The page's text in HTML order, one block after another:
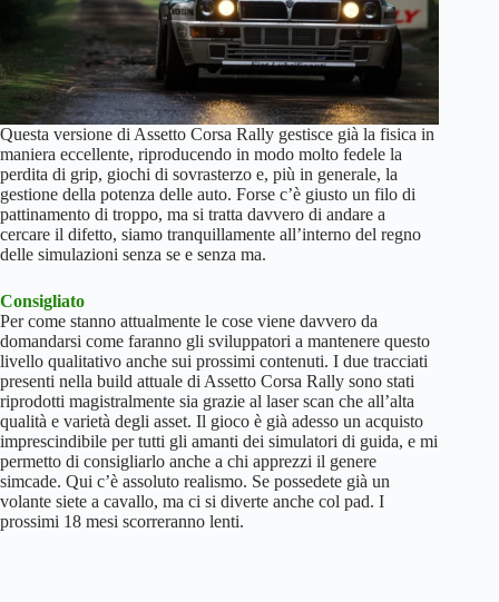
Questa versione di Assetto Corsa Rally gestisce già la fisica in
maniera eccellente, riproducendo in modo molto fedele la
perdita di grip, giochi di sovrasterzo e, più in generale, la
gestione della potenza delle auto. Forse c’è giusto un filo di
pattinamento di troppo, ma si tratta davvero di andare a
cercare il difetto, siamo tranquillamente all’interno del regno
delle simulazioni senza se e senza ma.
Consigliato
Per come stanno attualmente le cose viene davvero da
domandarsi come faranno gli sviluppatori a mantenere questo
livello qualitativo anche sui prossimi contenuti. I due tracciati
presenti nella build attuale di Assetto Corsa Rally sono stati
riprodotti magistralmente sia grazie al laser scan che all’alta
qualità e varietà degli asset. Il gioco è già adesso un acquisto
imprescindibile per tutti gli amanti dei simulatori di guida, e mi
permetto di consigliarlo anche a chi apprezzi il genere
simcade. Qui c’è assoluto realismo. Se possedete già un
volante siete a cavallo, ma ci si diverte anche col pad. I
prossimi 18 mesi scorreranno lenti.